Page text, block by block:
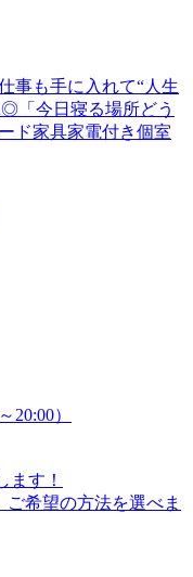
事も手に入れて“人生
「今日寝る場所どう
ド家具家電付き個室
20:00）
ます！
希望の方法を選べま